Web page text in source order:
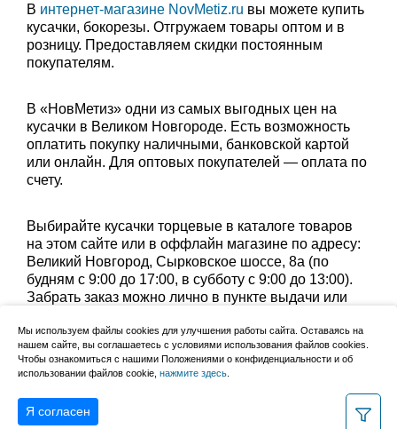
В интернет-магазине NovMetiz.ru вы можете купить
кусачки, бокорезы. Отгружаем товары оптом и в
розницу. Предоставляем скидки постоянным
покупателям.
В «НовМетиз» одни из самых выгодных цен на
кусачки в Великом Новгороде. Есть возможность
оплатить покупку наличными, банковской картой
или онлайн. Для оптовых покупателей — оплата по
счету.
Выбирайте кусачки торцевые в каталоге товаров
на этом сайте или в оффлайн магазине по адресу:
Великий Новгород, Сырковское шоссе, 8а (по
будням с 9:00 до 17:00, в субботу с 9:00 до 13:00).
Забрать заказ можно лично в пункте выдачи или
Уточните группу товаров:боковые кусачки,
торцевые кусачки
Мы используем файлы cookies для улучшения работы сайта. Оставаясь на
нашем сайте, вы соглашаетесь с условиями использования файлов cookies.
Чтобы ознакомиться с нашими Положениями о конфиденциальности и об
использовании файлов cookie, нажмите здесь
Я согласен